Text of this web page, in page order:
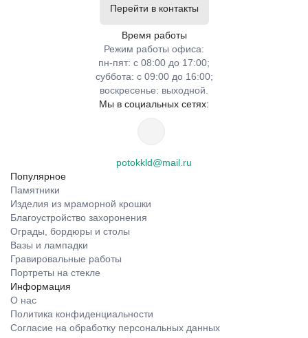
Перейти в контакты
Время работы
Режим работы офиса:
пн-пят: с 08:00 до 17:00;
суббота: с 09:00 до 16:00;
воскресенье: выходной.
Мы в социальных сетях:
potokkld@mail.ru
Популярное
Памятники
Изделия из мраморной крошки
Благоустройство захоронения
Ограды, бордюры и столы
Вазы и лампадки
Гравировальные работы
Портреты на стекле
Информация
О нас
Политика конфиденциальности
Согласие на обработку персональных данных